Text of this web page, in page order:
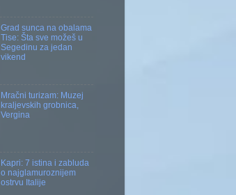
Grad sunca na obalama
Tise: Šta sve možeš u
Segedinu za jedan
vikend
Mračni turizam: Muzej
kraljevskih grobnica,
Vergina
Kapri: 7 istina i zabluda
o najglamuroznijem
ostrvu Italije